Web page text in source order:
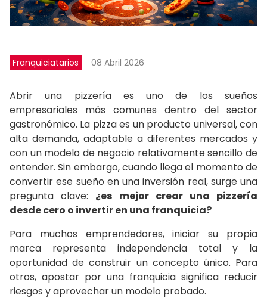
Franquiciatarios 08 Abril 2026
Abrir una pizzería es uno de los sueños
empresariales más comunes dentro del sector
gastronómico. La pizza es un producto universal, con
alta demanda, adaptable a diferentes mercados y
con un modelo de negocio relativamente sencillo de
entender. Sin embargo, cuando llega el momento de
convertir ese sueño en una inversión real, surge una
pregunta clave: ¿es mejor crear una pizzería
desde cero o invertir en una franquicia?
Para muchos emprendedores, iniciar su propia
marca representa independencia total y la
oportunidad de construir un concepto único. Para
otros, apostar por una franquicia significa reducir
riesgos y aprovechar un modelo probado.